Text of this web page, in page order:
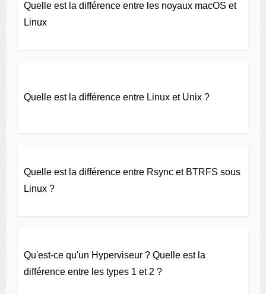
Quelle est la différence entre les noyaux macOS et
Linux
Quelle est la différence entre Linux et Unix ?
Quelle est la différence entre Rsync et BTRFS sous
Linux ?
Qu'est-ce qu'un Hyperviseur ? Quelle est la
différence entre les types 1 et 2 ?